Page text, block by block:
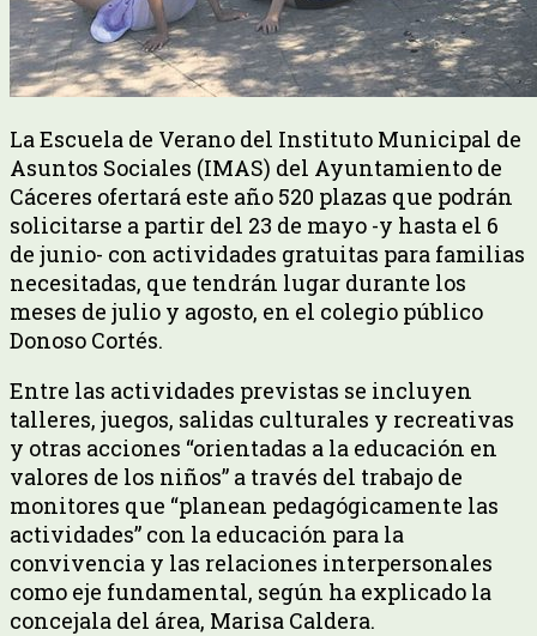
La Escuela de Verano del Instituto Municipal de
Asuntos Sociales (IMAS) del Ayuntamiento de
Cáceres ofertará este año 520 plazas que podrán
solicitarse a partir del 23 de mayo -y hasta el 6
de junio- con actividades gratuitas para familias
necesitadas, que tendrán lugar durante los
meses de julio y agosto, en el colegio público
Donoso Cortés.
Entre las actividades previstas se incluyen
talleres, juegos, salidas culturales y recreativas
y otras acciones “orientadas a la educación en
valores de los niños” a través del trabajo de
monitores que “planean pedagógicamente las
actividades” con la educación para la
convivencia y las relaciones interpersonales
como eje fundamental, según ha explicado la
concejala del área, Marisa Caldera.